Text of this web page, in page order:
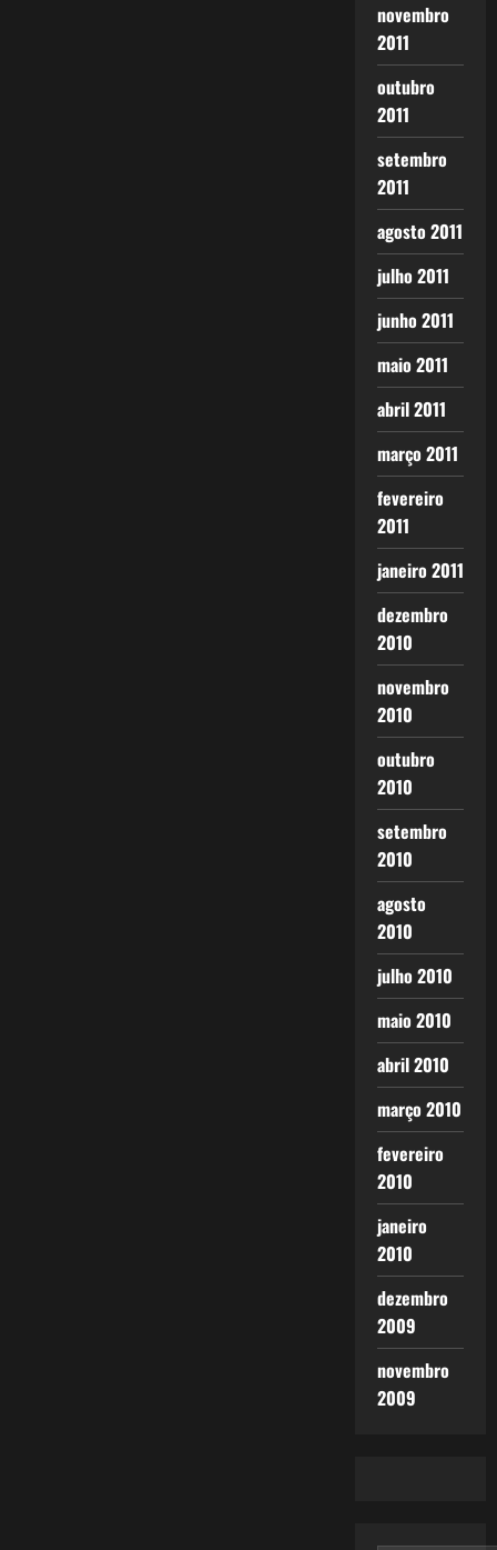
novembro
2011
outubro
2011
setembro
2011
agosto 2011
julho 2011
junho 2011
maio 2011
abril 2011
março 2011
fevereiro
2011
janeiro 2011
dezembro
2010
novembro
2010
outubro
2010
setembro
2010
agosto
2010
julho 2010
maio 2010
abril 2010
março 2010
fevereiro
2010
janeiro
2010
dezembro
2009
novembro
2009